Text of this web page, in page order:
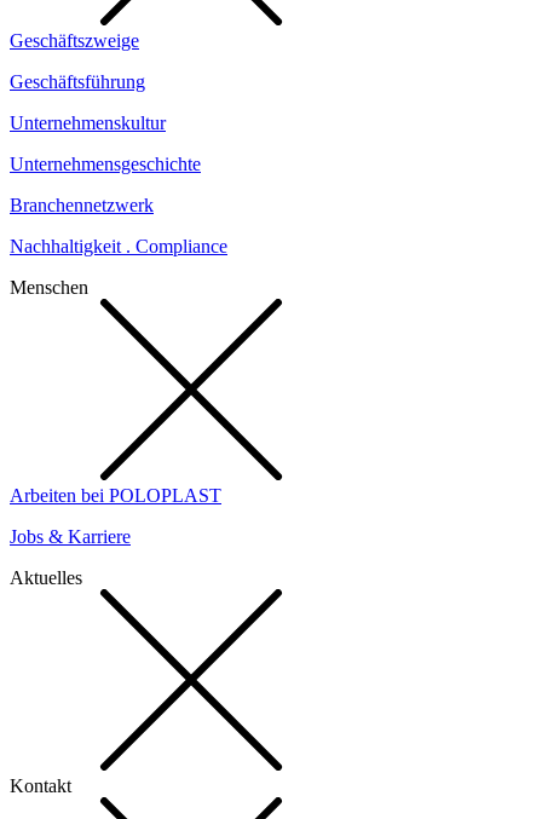
Geschäftszweige
Geschäftsführung
Unternehmenskultur
Unternehmensgeschichte
Branchennetzwerk
Nachhaltigkeit . Compliance
Menschen
Arbeiten bei POLOPLAST
Jobs & Karriere
Aktuelles
Kontakt